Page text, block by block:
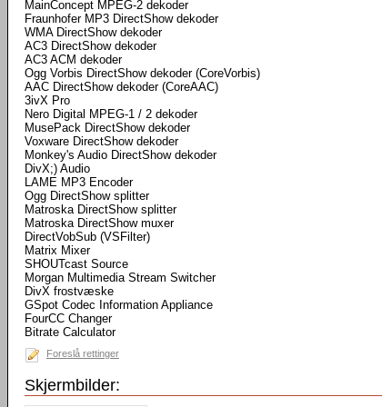
MainConcept MPEG-2 dekoder
Fraunhofer MP3 DirectShow dekoder
WMA DirectShow dekoder
AC3 DirectShow dekoder
AC3 ACM dekoder
Ogg Vorbis DirectShow dekoder (CoreVorbis)
AAC DirectShow dekoder (CoreAAC)
3ivX Pro
Nero Digital MPEG-1 / 2 dekoder
MusePack DirectShow dekoder
Voxware DirectShow dekoder
Monkey's Audio DirectShow dekoder
DivX;) Audio
LAME MP3 Encoder
Ogg DirectShow splitter
Matroska DirectShow splitter
Matroska DirectShow muxer
DirectVobSub (VSFilter)
Matrix Mixer
SHOUTcast Source
Morgan Multimedia Stream Switcher
DivX frostvæske
GSpot Codec Information Appliance
FourCC Changer
Bitrate Calculator
Foreslå rettinger
Skjermbilder: